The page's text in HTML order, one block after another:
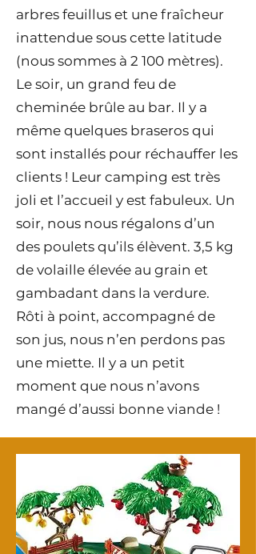
arbres feuillus et une fraîcheur
inattendue sous cette latitude
(nous sommes à 2 100 mètres).
Le soir, un grand feu de
cheminée brûle au bar. Il y a
même quelques braseros qui
sont installés pour réchauffer les
clients ! Leur camping est très
joli et l’accueil y est fabuleux. Un
soir, nous nous régalons d’un
des poulets qu’ils élèvent. 3,5 kg
de volaille élevée au grain et
gambadant dans la verdure.
Rôti à point, accompagné de
son jus, nous n’en perdons pas
une miette. Il y a un petit
moment que nous n’avons
mangé d’aussi bonne viande !